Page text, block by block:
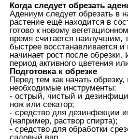
Когда следует обрезать
Адениум следует обрезать в
растение ещё находится в
готово к новому
время считается наилучшим,
быстрее восстанавливается и
начинает рост после обрезки.
период активного цветения
Подготовка к обрезке
Перед тем как начать обрезку,
необходимые инструменты:
- острый, чистый и
нож или секатор;
- средство для дезинфекции
(например, раствор спирта);
- средство для обработки
садовый вар.